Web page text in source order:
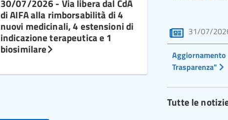
30/07/2026 - Via libera dal CdA
di AIFA alla rimborsabilità di 4
nuovi medicinali, 4 estensioni di
indicazione terapeutica e 1
biosimilare
31/07/
Trasparenza"
Tutte le